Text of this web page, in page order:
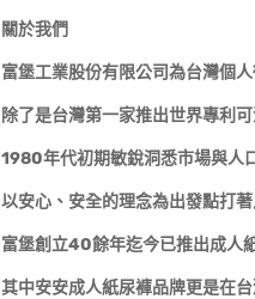
關於我們
富堡工業股份有限公司為台灣個
除了是台灣第一家推出世界專利
1980年代初期敏銳洞悉市場與人
以安心、安全的理念為出發點打
富堡創立40餘年迄今已推出成人
其中安安成人紙尿褲品牌更是在